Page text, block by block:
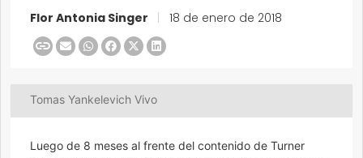
Flor Antonia Singer 18 de enero de 2018
Tomas Yankelevich Vivo
Luego de 8 meses al frente del contenido de Turner